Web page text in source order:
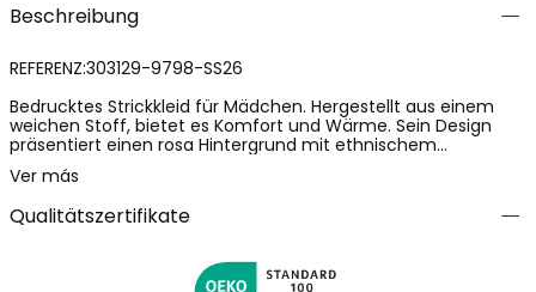
Beschreibung
REFERENZ:303129-9798-SS26
Bedrucktes Strickkleid für Mädchen. Hergestellt aus einem
weichen Stoff, bietet es Komfort und Wärme. Sein Design
präsentiert einen rosa Hintergrund mit ethnischem
Blumenmuster in Weiß. Mit kurzen Ärmeln und
Rundhalsausschnitt ist es perfekt für einen legeren Look.
Erhältlich in den Größen von 12 Monaten bis 10 Jahren, passt
es sich dem Wachstum der Mädchen an. Lässt sich gut mit
Ver más
Qualitätszertifikate